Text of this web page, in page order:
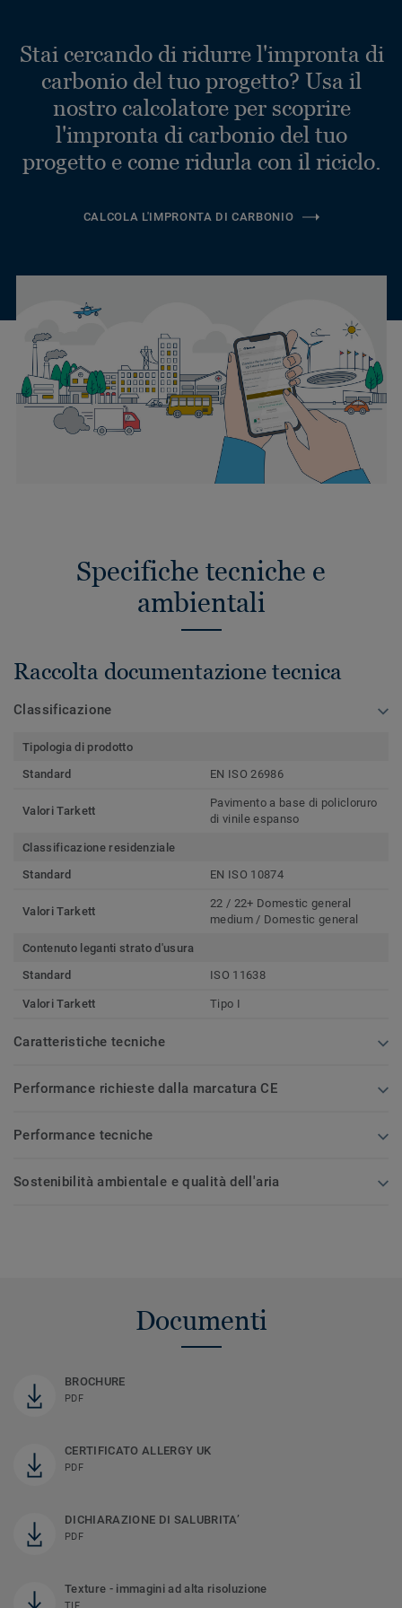
Stai cercando di ridurre l'impronta di
carbonio del tuo progetto? Usa il
nostro calcolatore per scoprire
l'impronta di carbonio del tuo
progetto e come ridurla con il riciclo.
CALCOLA L'IMPRONTA DI CARBONIO
Specifiche tecniche e
ambientali
Raccolta documentazione tecnica
Classificazione
Tipologia di prodotto
Standard
EN ISO 26986
Valori Tarkett
Pavimento a base di policloruro
di vinile espanso
Classificazione residenziale
Standard
EN ISO 10874
Valori Tarkett
22 / 22+ Domestic general
medium / Domestic general
Contenuto leganti strato d'usura
Standard
ISO 11638
Valori Tarkett Tipo I
Caratteristiche tecniche
Performance richieste dalla marcatura CE
Performance tecniche
Sostenibilità ambientale e qualità dell'aria
Documenti
BROCHURE
PDF
CERTIFICATO ALLERGY UK
PDF
DICHIARAZIONE DI SALUBRITA’
PDF
Texture - immagini ad alta risoluzione
TIF